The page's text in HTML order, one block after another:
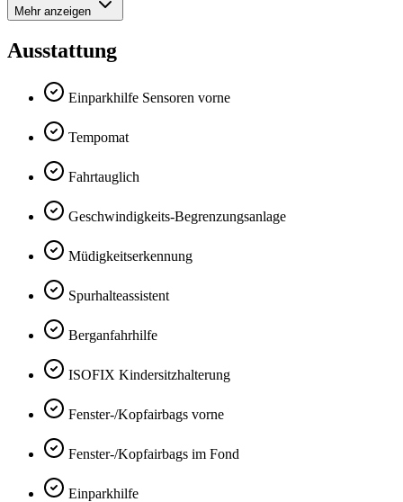
Mehr anzeigen
Ausstattung
Einparkhilfe Sensoren vorne
Tempomat
Fahrtauglich
Geschwindigkeits-Begrenzungsanlage
Müdigkeitserkennung
Spurhalteassistent
Berganfahrhilfe
ISOFIX Kindersitzhalterung
Fenster-/Kopfairbags vorne
Fenster-/Kopfairbags im Fond
Einparkhilfe